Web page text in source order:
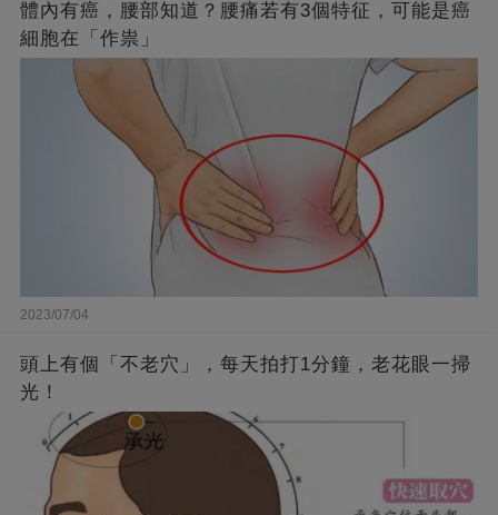
體內有癌，腰部知道？腰痛若有3個特征，可能是癌
細胞在「作祟」
2023/07/04
頭上有個「不老穴」，每天拍打1分鐘，老花眼一掃
光！